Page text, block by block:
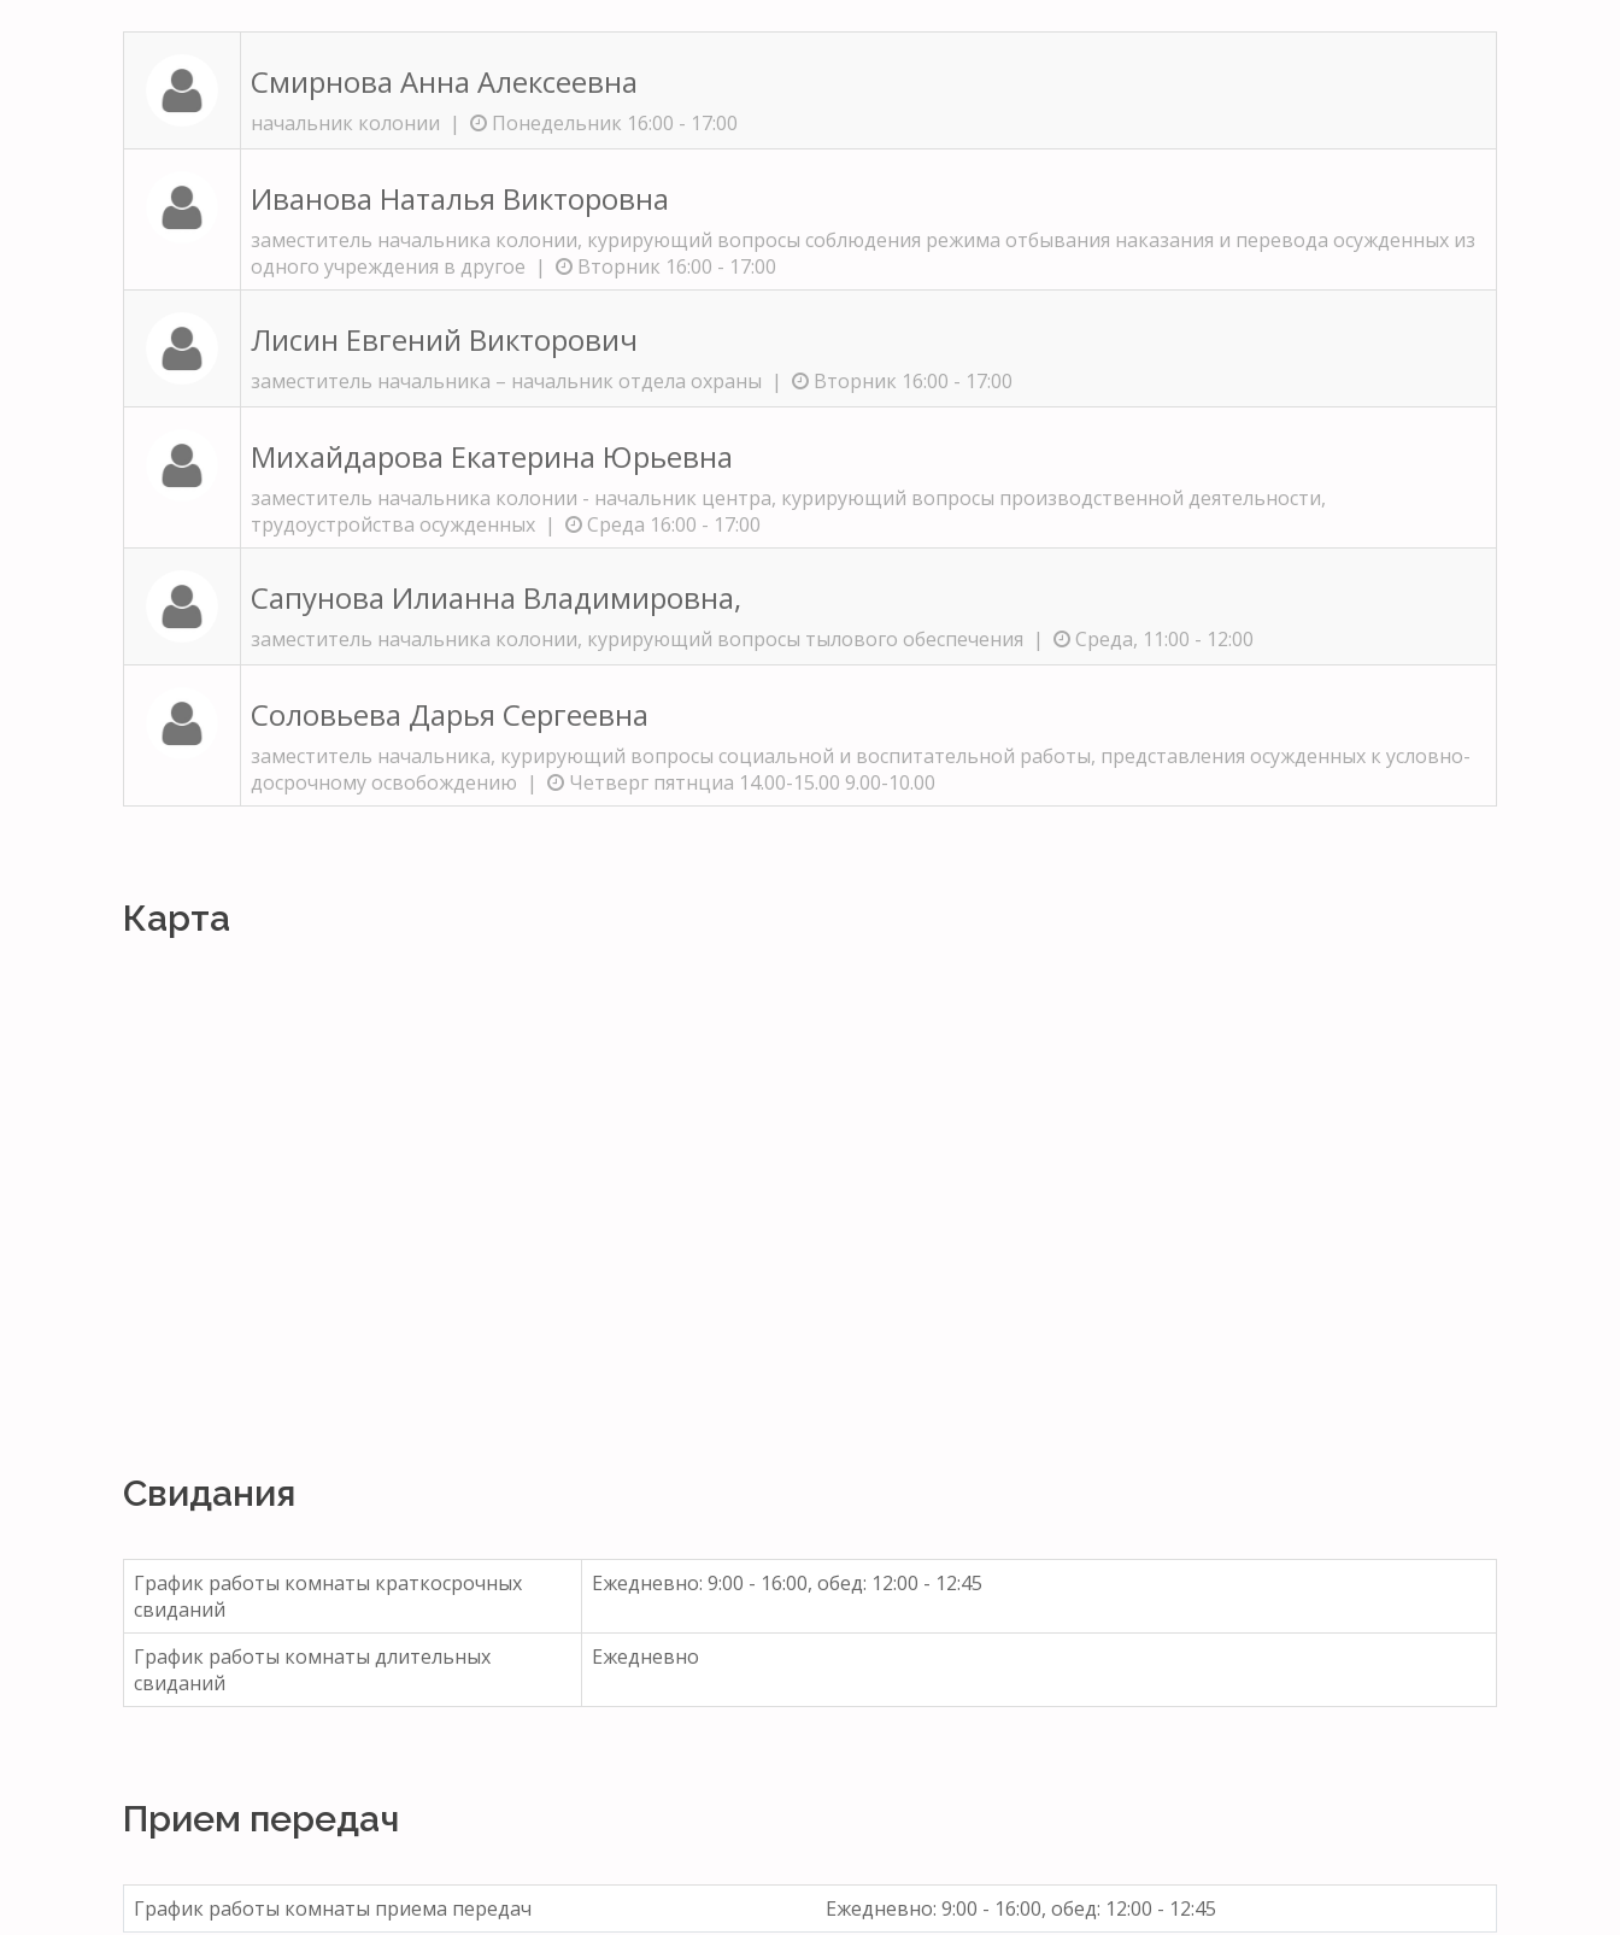
Смирнова Анна Алексеевна
начальник колонии | Понедельник 16:00 - 17:00
Иванова Наталья Викторовна
заместитель начальника колонии, курирующий вопросы соблюдения режима отбывания наказания и перевода осужденных из
одного учреждения в другое |
Вторник 16:00 - 17:00
Лисин Евгений Викторович
заместитель начальника – начальник отдела охраны | Вторник 16:00 - 17:00
Михайдарова Екатерина Юрьевна
заместитель начальника колонии - начальник центра, курирующий вопросы производственной деятельности,
трудоустройства осужденных |
Среда 16:00 - 17:00
Сапунова Илианна Владимировна,
заместитель начальника колонии, курирующий вопросы тылового обеспечения | Среда, 11:00 - 12:00
Соловьева Дарья Сергеевна
заместитель начальника, курирующий вопросы социальной и воспитательной работы, представления осужденных к условно-
досрочному освобождению |
Четверг пятнциа 14.00-15.00 9.00-10.00
Карта
Свидания
График работы комнаты краткосрочных
свиданий
Ежедневно: 9:00 - 16:00, обед: 12:00 - 12:45
График работы комнаты длительных
свиданий
Ежедневно
Прием передач
График работы комнаты приема передач Ежедневно: 9:00 - 16:00, обед: 12:00 - 12:45